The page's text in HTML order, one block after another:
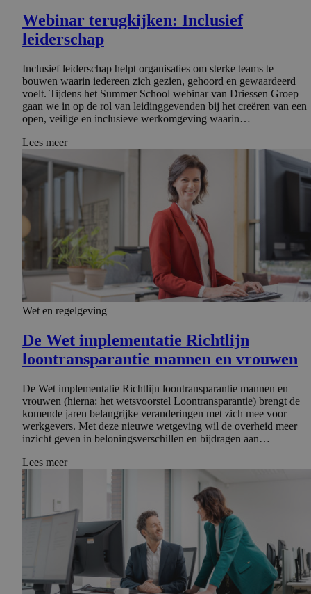
Webinar terugkijken: Inclusief
leiderschap
Inclusief leiderschap helpt organisaties om sterke teams te
bouwen waarin iedereen zich gezien, gehoord en gewaardeerd
voelt. Tijdens het Summer School webinar van Driessen Groep
gaan we in op de rol van leidinggevenden bij het creëren van een
open, veilige en inclusieve werkomgeving waarin…
Lees meer
Wet en regelgeving
De Wet implemen­tatie Richtlijn
loontrans­pa­rantie mannen en vrouwen
De Wet implementatie Richtlijn loontransparantie mannen en
vrouwen (hierna: het wetsvoorstel Loontransparantie) brengt de
komende jaren belangrijke veranderingen met zich mee voor
werkgevers. Met deze nieuwe wetgeving wil de overheid meer
inzicht geven in beloningsverschillen en bijdragen aan…
Lees meer